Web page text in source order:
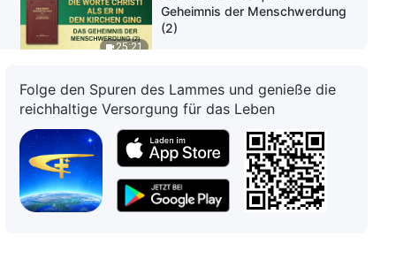
25:21
Geheimnis der Menschwerdung
(2)
33:43
Das Wort Gottes | Das
Geheimnis der Menschwerdung
(3)
Das Wort Gottes | Das
Geheimnis der Menschwerdung
(4) (Teil Eins)
Folge den Spuren des Lammes und genieße die
reichhaltige Versorgung für das Leben